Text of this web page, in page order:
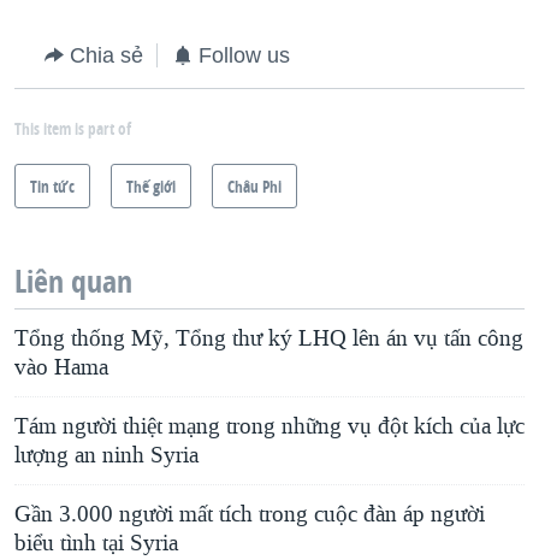
Chia sẻ Follow us
This item is part of
Tin tức Thế giới Châu Phi
Liên quan
Tổng thống Mỹ, Tổng thư ký LHQ lên án vụ tấn công
vào Hama
Tám người thiệt mạng trong những vụ đột kích của lực
lượng an ninh Syria
Gần 3.000 người mất tích trong cuộc đàn áp người
biểu tình tại Syria